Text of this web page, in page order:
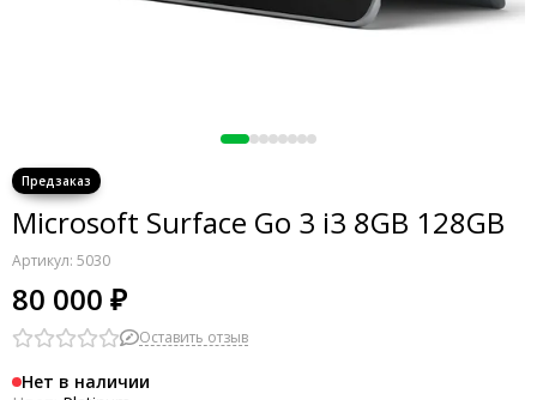
Microsoft Surface Go 3 i3 8GB 128GB
Артикул: 5030
80 000 ₽
Оставить отзыв
Нет в наличии